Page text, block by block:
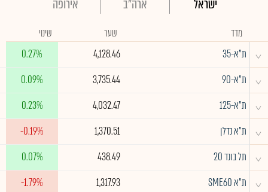
ישראל ארה"ב אירופה
מדד שער שינוי
^ ת"א-35 4,128.46
0.27%
^ ת"א-90 3,735.44
0.09%
^ ת"א-125 4,032.47
0.23%
^ ת"א נדלן 1,370.51
-0.19%
^ תל בונד 20 438.49
0.07%
^ ת"א SME60 1,317.93
-1.79%